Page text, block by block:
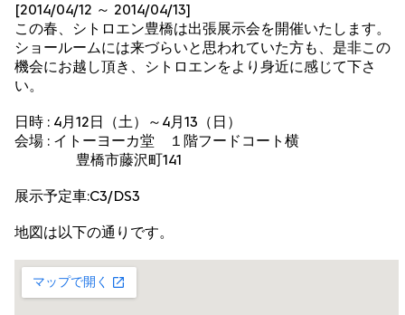
[2014/04/12 ～ 2014/04/13]
この春、シトロエン豊橋は出張展示会を開催いたします。
ショールームには来づらいと思われていた方も、是非この
機会にお越し頂き、シトロエンをより身近に感じて下さ
い。
日時 : 4月12日（土）～4月13（日）
会場 : イトーヨーカ堂 １階フードコート横
豊橋市藤沢町141
展示予定車:C3/DS3
地図は以下の通りです。